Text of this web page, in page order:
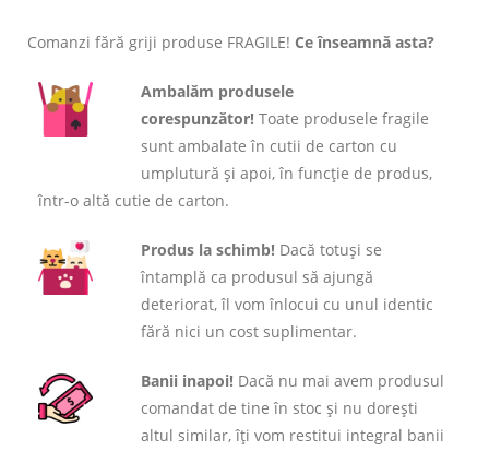
Comanzi fără griji produse FRAGILE! Ce înseamnă asta?
Ambalăm produsele
corespunzător! Toate produsele fragile
sunt ambalate în cutii de carton cu
umplutură și apoi, în funcție de produs,
într-o altă cutie de carton.
Produs la schimb! Dacă totuși se
întamplă ca produsul să ajungă
deteriorat, îl vom înlocui cu unul identic
fără nici un cost suplimentar.
Banii inapoi! Dacă nu mai avem produsul
comandat de tine în stoc și nu dorești
altul similar, îți vom restitui integral banii